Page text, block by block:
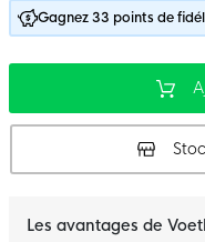
Gagnez 33 points de
Les avantages de